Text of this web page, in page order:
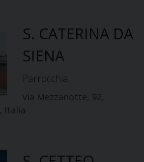
S. CATERINA DA
SIENA
Parrocchia
via Mezzanotte, 92,
Italia